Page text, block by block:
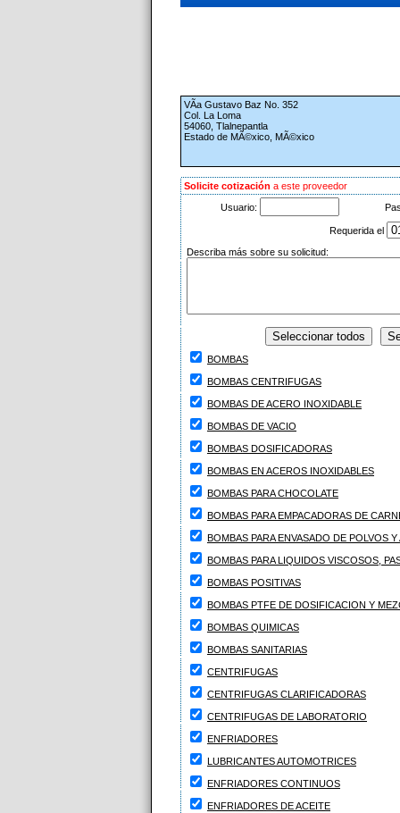
VÃ­a Gustavo Baz No. 352
Col. La Loma
54060, Tlalnepantla
Estado de MÃ©xico, MÃ©xico
Solicite cotización a este proveedor
Usuario:
Requerida el
Describa más sobre su solicitud:
BOMBAS
BOMBAS CENTRIFUGAS
BOMBAS DE ACERO INOXIDABLE
BOMBAS DE VACIO
BOMBAS DOSIFICADORAS
BOMBAS EN ACEROS INOXIDABLES
BOMBAS PARA CHOCOLATE
BOMBAS PARA EMPACADORAS DE
BOMBAS PARA ENVASADO DE POLVOS
BOMBAS PARA LIQUIDOS VISCOSOS,
BOMBAS POSITIVAS
BOMBAS PTFE DE DOSIFICACION Y
BOMBAS QUIMICAS
BOMBAS SANITARIAS
CENTRIFUGAS
CENTRIFUGAS CLARIFICADORAS
CENTRIFUGAS DE LABORATORIO
ENFRIADORES
LUBRICANTES AUTOMOTRICES
ENFRIADORES CONTINUOS
ENFRIADORES DE ACEITE